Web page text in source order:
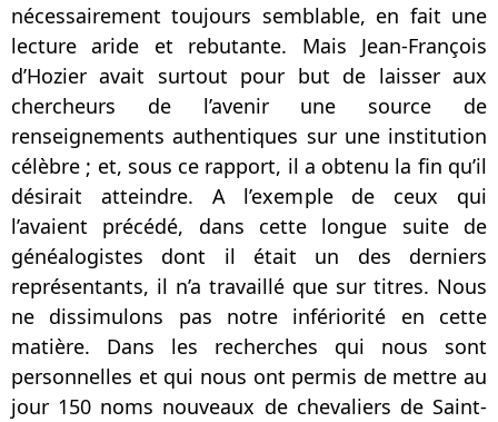
nécessairement toujours semblable, en fait une
lecture aride et rebutante. Mais Jean-François
d’Hozier avait surtout pour but de laisser aux
chercheurs de l’avenir une source de
renseignements authentiques sur une institution
célèbre ; et, sous ce rapport, il a obtenu la fin qu’il
désirait atteindre. A l’exemple de ceux qui
l’avaient précédé, dans cette longue suite de
généalogistes dont il était un des derniers
représentants, il n’a travaillé que sur titres. Nous
ne dissimulons pas notre infériorité en cette
matière. Dans les recherches qui nous sont
personnelles et qui nous ont permis de mettre au
jour 150 noms nouveaux de chevaliers de Saint-